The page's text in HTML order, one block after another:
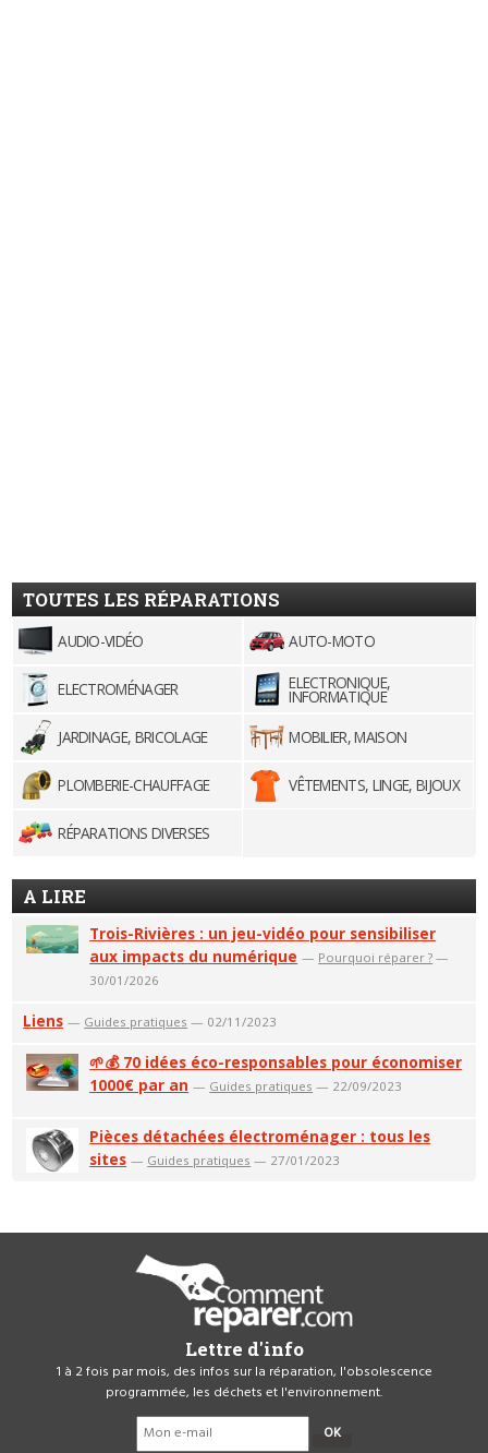
TOUTES LES RÉPARATIONS
AUDIO-VIDÉO AUTO-MOTO
ELECTROMÉNAGER ELECTRONIQUE,
INFORMATIQUE
JARDINAGE, BRICOLAGE
MOBILIER, MAISON
PLOMBERIE-CHAUFFAGE VÊTEMENTS, LINGE, BIJOUX
RÉPARATIONS DIVERSES
A LIRE
Trois-Rivières : un jeu-vidéo pour sensibiliser
aux impacts du numérique — Pourquoi réparer ? —
30/01/2026
Liens — Guides pratiques — 02/11/2023
🌱💰 70 idées éco-responsables pour économiser
1000€ par an — Guides pratiques — 22/09/2023
Pièces détachées électroménager : tous les
sites — Guides pratiques — 27/01/2023
Lettre d'info
1 à 2 fois par mois, des infos sur la réparation, l'obsolescence
programmée, les déchets et l'environnement.
OK